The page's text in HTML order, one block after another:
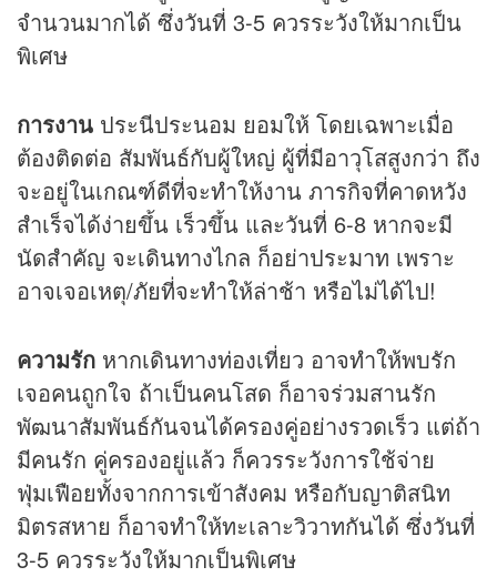
จำนวนมากได้ ซึ่งวันที่ 3-5 ควรระวังให้มากเป็น
พิเศษ
การงาน ประนีประนอม ยอมให้ โดยเฉพาะเมื่อ
ต้องติดต่อ สัมพันธ์กับผู้ใหญ่ ผู้ที่มีอาวุโสสูงกว่า ถึง
จะอยู่ในเกณฑ์ดีที่จะทำให้งาน ภารกิจที่คาดหวัง
สำเร็จได้ง่ายขึ้น เร็วขึ้น และวันที่ 6-8 หากจะมี
นัดสำคัญ จะเดินทางไกล ก็อย่าประมาท เพราะ
อาจเจอเหตุ/ภัยที่จะทำให้ล่าช้า หรือไม่ได้ไป!
ความรัก หากเดินทางท่องเที่ยว อาจทำให้พบรัก
เจอคนถูกใจ ถ้าเป็นคนโสด ก็อาจร่วมสานรัก
พัฒนาสัมพันธ์กันจนได้ครองคู่อย่างรวดเร็ว แต่ถ้า
มีคนรัก คู่ครองอยู่แล้ว ก็ควรระวังการใช้จ่าย
ฟุ่มเฟือยทั้งจากการเข้าสังคม หรือกับญาติสนิท
มิตรสหาย ก็อาจทำให้ทะเลาะวิวาทกันได้ ซึ่งวันที่
3-5 ควรระวังให้มากเป็นพิเศษ